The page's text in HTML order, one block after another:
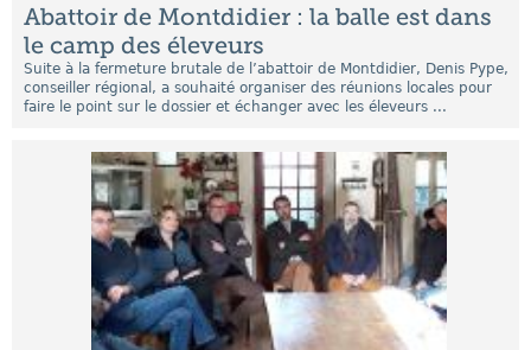
Abattoir de Montdidier : la balle est dans
le camp des éleveurs
Suite à la fermeture brutale de l’abattoir de Montdidier, Denis Pype,
conseiller régional, a souhaité organiser des réunions locales pour
faire le point sur le dossier et échanger avec les éleveurs ...